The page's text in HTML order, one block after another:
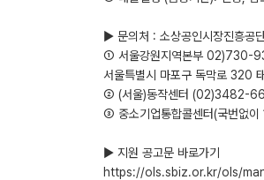
▶ 문의처 : 소상공인시장진흥공
① 서울강원지역본부 02)730-
서울특별시 마포구 독막로 320
② (서울)동작센터 (02)3482-
③ 중소기업통합콜센터(국번없
▶ 지원 공고문 바로가기
https://ols.sbiz.or.kr/ols/